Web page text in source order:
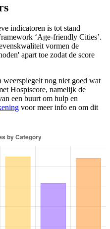
indicatoren is tot stand
‘Age-friendly Cities’.
vormen de
apart toe zodat de score
nog niet goed wat
Hospiscore, namelijk de
een buurt om hulp en
voor meer info en om dit